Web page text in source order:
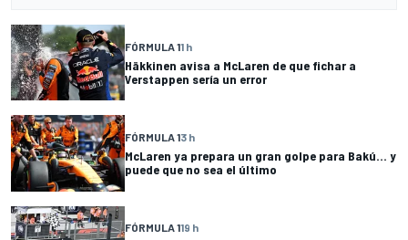
FÓRMULA 11 h
Häkkinen avisa a McLaren de que fichar a
Verstappen sería un error
FÓRMULA 13 h
McLaren ya prepara un gran golpe para Bakú... y
puede que no sea el último
FÓRMULA 119 h